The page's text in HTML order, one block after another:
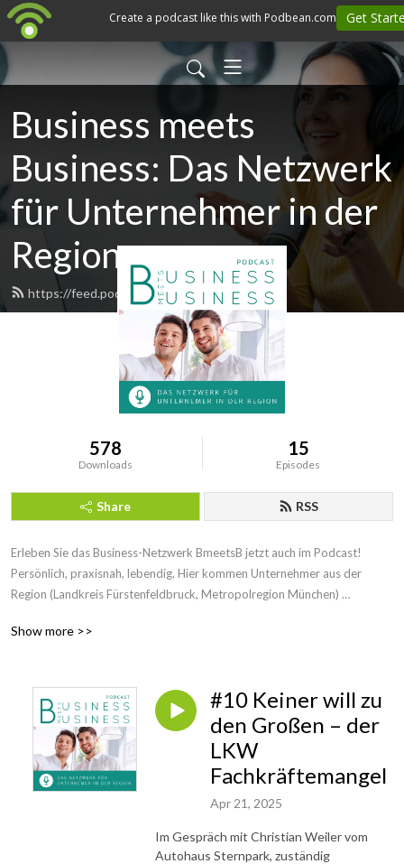
Business meets
Business: Das Netzwerk
für Unternehmer in der
Region
https://feed.podbean.com/bmeetsb/feed.xml
578
Downloads
15
Episodes
Share RSS
Erleben Sie das Business-Netzwerk BmeetsB jetzt auch im Podcast!
Persönlich, praxisnah, lebendig. Hier kommen Unternehmer aus der
Region (Landkreis Fürstenfeldbruck, Metropolregion München)
ihren Geschäftserfolg auf das nächste Level zu bringen. Jeden Monat
alles in lockerer und persönlicher Atmosphäre.
Mit wechselnden Locations und interessanten Partnern bieten wir Ihnen
Einblicke in die Welt der erfolgreichen Unternehmer aus Ihrer Region. Ob
neue Kooperationen, persönliche Erfolgsgeschichten oder regionale
Trends – BmeetsB steht für echtes Netzwerken mit Tiefgang. Bei uns
Kooperation und ein faires Miteinander sind für uns genauso wichtig wie
Show more >>
#10 Keiner will zu
den Großen – der
LKW
Fachkräftemangel
Apr 21, 2025
Im Gespräch mit Christian Weiler vom
Autohaus Sternpark, zuständig